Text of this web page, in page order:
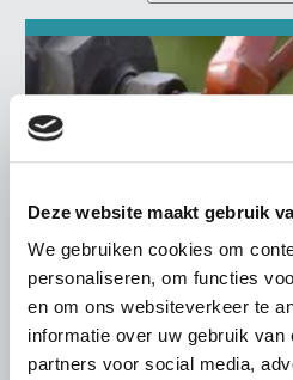
Deze website maakt gebruik
We gebruiken cookies om
personaliseren, om functies
en om ons websiteverkeer te
informatie over uw gebruik van
partners voor social media,